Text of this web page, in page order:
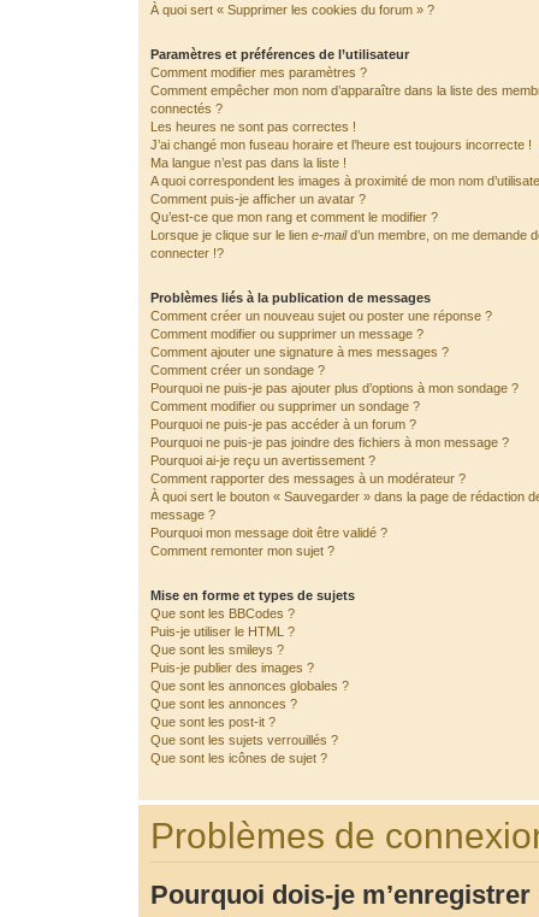
À quoi sert « Supprimer les cookies du forum » ?
Paramètres et préférences de l’utilisateur
Comment modifier mes paramètres ?
Comment empêcher mon nom d’apparaître dans la liste des
connectés ?
Les heures ne sont pas correctes !
J’ai changé mon fuseau horaire et l’heure est toujours incorrecte !
Ma langue n’est pas dans la liste !
A quoi correspondent les images à proximité de mon nom
Comment puis-je afficher un avatar ?
Qu’est-ce que mon rang et comment le modifier ?
Lorsque je clique sur le lien e-maild’un membre, on me demande
connecter !?
Problèmes liés à la publication de messages
Comment créer un nouveau sujet ou poster une réponse ?
Comment modifier ou supprimer un message ?
Comment ajouter une signature à mes messages ?
Comment créer un sondage ?
Pourquoi ne puis-je pas ajouter plus d’options à mon sondage ?
Comment modifier ou supprimer un sondage ?
Pourquoi ne puis-je pas accéder à un forum ?
Pourquoi ne puis-je pas joindre des fichiers à mon message ?
Pourquoi ai-je reçu un avertissement ?
Comment rapporter des messages à un modérateur ?
À quoi sert le bouton « Sauvegarder » dans la page de rédaction
message ?
Pourquoi mon message doit être validé ?
Comment remonter mon sujet ?
Mise en forme et types de sujets
Que sont les BBCodes ?
Puis-je utiliser le HTML ?
Que sont les smileys ?
Puis-je publier des images ?
Que sont les annonces globales ?
Que sont les annonces ?
Que sont les post-it ?
Que sont les sujets verrouillés ?
Que sont les icônes de sujet ?
Problèmes de
Pourquoi dois-je m’enregistrer